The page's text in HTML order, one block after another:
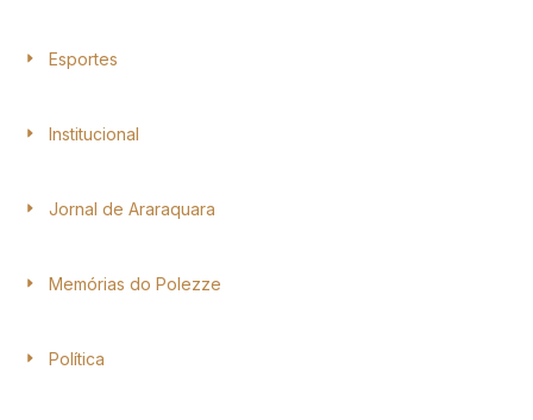
Esportes
Institucional
Jornal de Araraquara
Memórias do Polezze
Política